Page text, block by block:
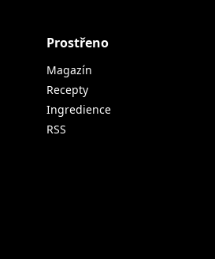
Prostřeno
Magazín
Recepty
Ingredience
RSS